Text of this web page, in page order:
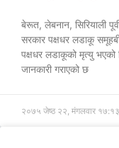
बेरूत, लेबनान, सिरियाली
सरकार पक्षधर लडाकू
पक्षधर लडाकूको मृत्यु
जानकारी गराएको छ
२०७५ जेष्ठ २२, मंगलवार १७:१३